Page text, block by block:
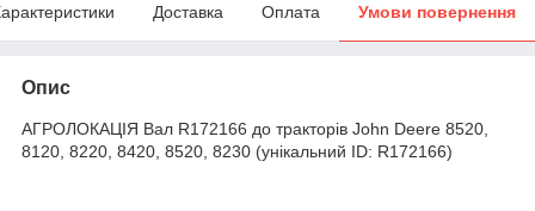
Доставка Оплата Умови повернення
Опис
АГРОЛОКАЦІЯ Вал R172166 до тракторів John Deere 8520,
8120, 8220, 8420, 8520, 8230 (унікальний ID: R172166)